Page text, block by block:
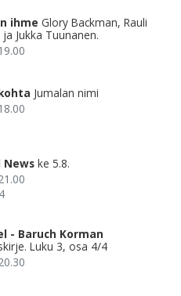
ihme Glory Backman, Rauli
Jukka Tuunanen.
Jumalan nimi
News ke 5.8.
- Baruch Korman
Luku 3, osa 4/4